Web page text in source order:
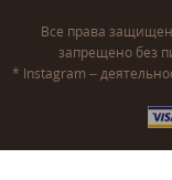
Все права
запрещено без
* Instagram –